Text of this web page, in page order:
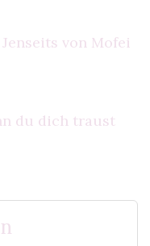
von Mofei
du dich traust